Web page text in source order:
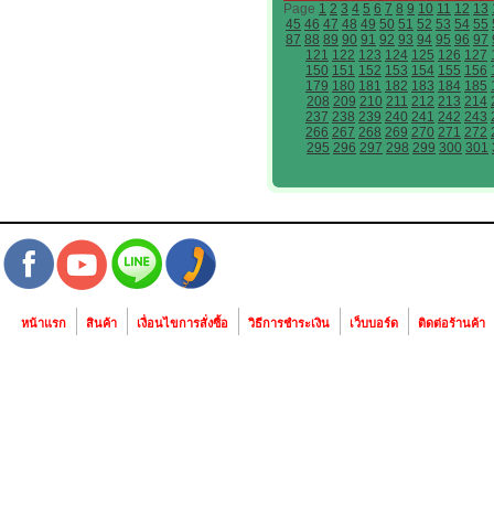
Page 1 2 3 4 5 6 7 8 9 10 11 12 13
45 46 47 48 49 50 51 52 53 54 55
87 88 89 90 91 92 93 94 95 96 97
121 122 123 124 125 126 127
150 151 152 153 154 155 156
179 180 181 182 183 184 185
208 209 210 211 212 213 214
237 238 239 240 241 242 243
266 267 268 269 270 271 272
295 296 297 298 299 300 301
หน้าแรก สินค้า เงื่อนไขการสั่งซื้อ วิธีการชำระเงิน เว็บบอร์ด ติดต่อร้านค้า